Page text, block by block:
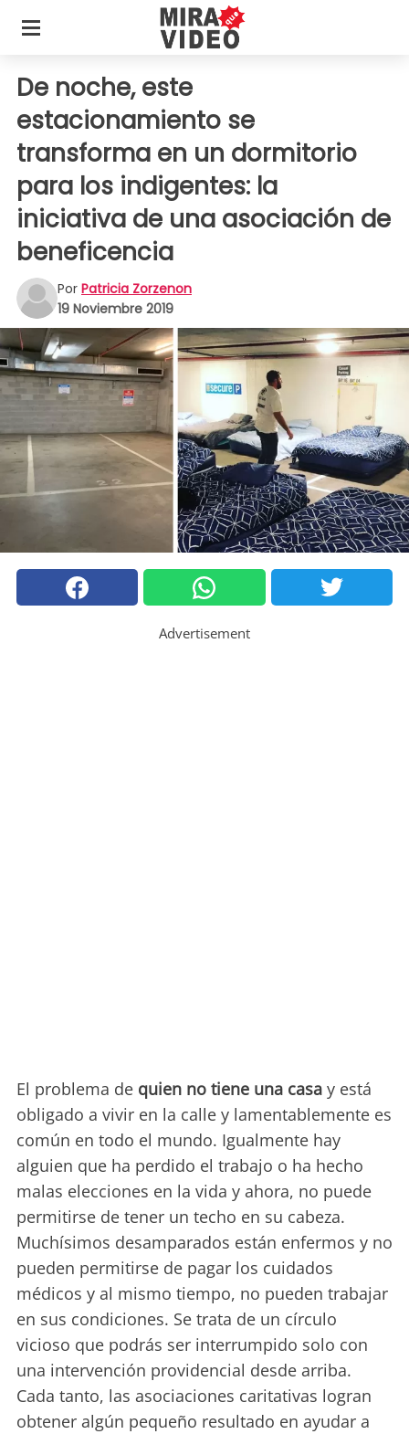
De noche, este
estacionamiento se
transforma en un dormitorio
para los indigentes: la
iniciativa de una asociación de
beneficencia
Por Patricia Zorzenon
19 Noviembre 2019
Advertisement
El problema de quien no tiene una casa y está
obligado a vivir en la calle y lamentablemente es
común en todo el mundo. Igualmente hay
alguien que ha perdido el trabajo o ha hecho
malas elecciones en la vida y ahora, no puede
permitirse de tener un techo en su cabeza.
Muchísimos desamparados están enfermos y no
pueden permitirse de pagar los cuidados
médicos y al mismo tiempo, no pueden trabajar
en sus condiciones. Se trata de un círculo
vicioso que podrás ser interrumpido solo con
una intervención providencial desde arriba.
Cada tanto, las asociaciones caritativas logran
obtener algún pequeño resultado en ayudar a